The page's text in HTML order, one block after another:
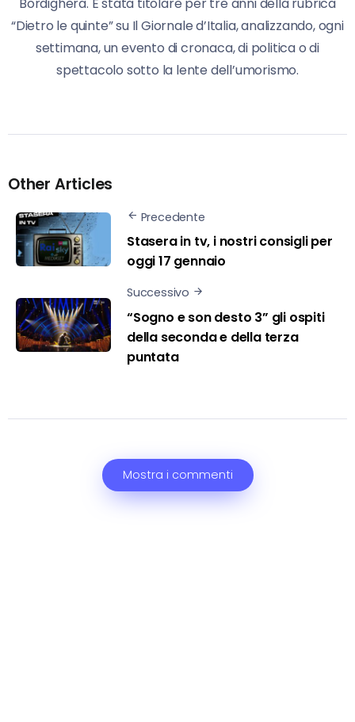
“Dietro le quinte” su Il Giornale d’Italia, analizzando, ogni
settimana, un evento di cronaca, di politica o di
spettacolo sotto la lente dell’umorismo.
Other Articles
Precedente
Stasera in tv, i nostri consigli per
oggi 17 gennaio
Successivo
“Sogno e son desto 3” gli ospiti
della seconda e della terza
puntata
Mostra i commenti